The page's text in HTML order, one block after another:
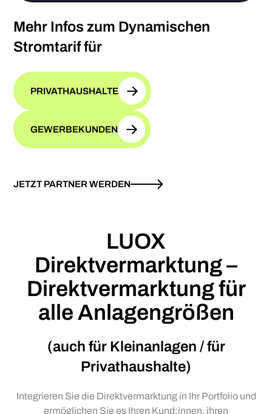
Mehr Infos zum Dynamischen
Stromtarif für
PRIVATHAUSHALTE
GEWERBEKUNDEN
JETZT PARTNER WERDEN
LUOX
Direktvermarktung –
Direktvermarktung für
alle Anlagengrößen
(auch für Kleinanlagen / für
Privathaushalte)
Integrieren Sie die Direktvermarktung in Ihr Portfolio und
ermöglichen Sie es Ihren Kund:innen, ihren